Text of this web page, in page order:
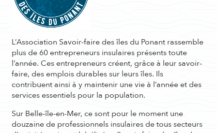
L’Association Savoir-faire des îles du Ponant rassemble
plus de 60 entrepreneurs insulaires présents toute
l’année. Ces entrepreneurs créent, grâce à leur savoir-
faire, des emplois durables sur leurs îles. Ils
contribuent ainsi à y maintenir une vie à l’année et des
services essentiels pour la population.
Sur Belle-île-en-Mer, ce sont pour le moment une
douzaine de professionnels insulaires de tous secteurs